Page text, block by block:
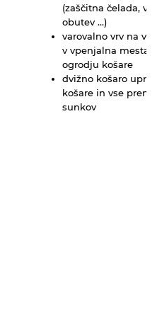
(zaščitna čelada,
obutev ...)
varovalno vrv na
v vpenjalna mesta,
ogrodju košare
dvižno košaro
košare in vse
sunkov